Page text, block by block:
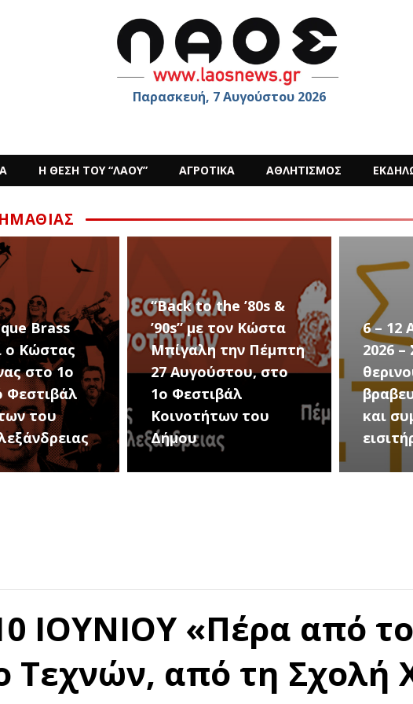
Παρασκευή, 7 Αυγούστου 2026
Η ΘΕΣΗ ΤΟΥ “ΛΑΟΥ” ΑΓΡΟΤΙΚΑ ΑΘΛΗΤΙΣΜΟΣ
to the ’80s &
με τον Κώστα
την Πέμπτη
στο
του
6 – 12 ΑΥΓΟΥΣΤΟΥ
2026 – Σαν ΣΤΑΡ του
θερινού σινεμά, με 7
βραβευμένες ταινίες
και συμβολικό
εισιτήριο 2 ευρώ
ΙΟΥΝΙΟΥ «Πέρα από
Τεχνών, από τη Σχολή